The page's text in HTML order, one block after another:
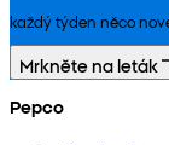
každý týden něco
Mrkněte na leták
Pepco